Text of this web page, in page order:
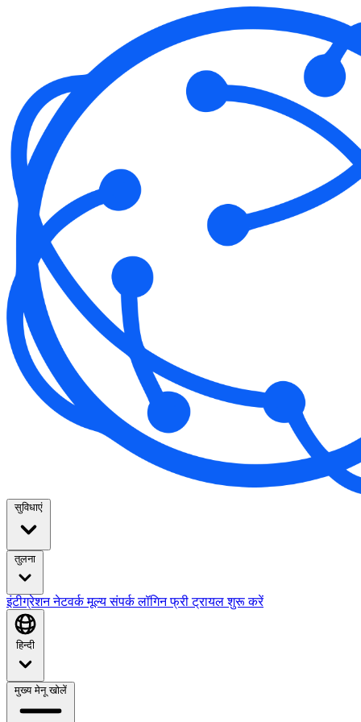
सुविधाएं
तुलना
इंटीग्रेशननेटवर्कमूल्यसंपर्कलॉगिनफ्री ट्रायल शुरू करें
हिन्दी
मुख्य मेनू खोलें